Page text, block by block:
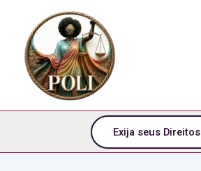
conteúdo
conteúdo
Exija seus Direitos